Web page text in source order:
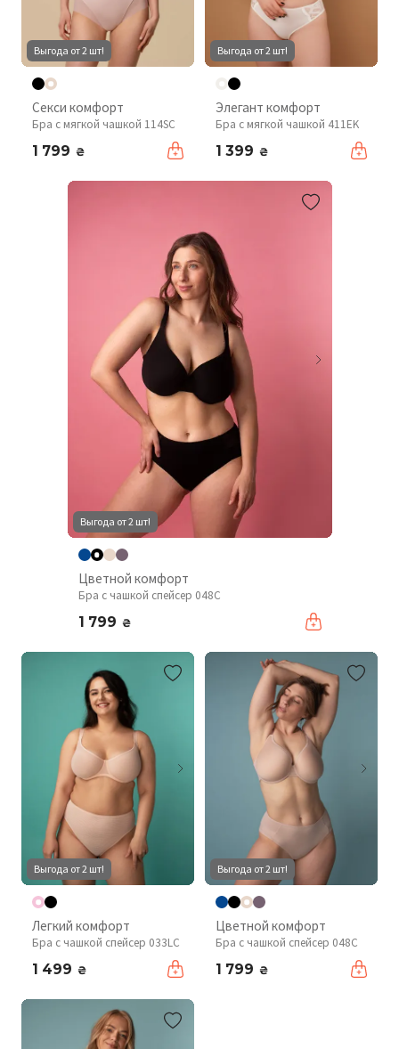
Выгода от 2 шт!
Секси комфорт
Бра с мягкой чашкой 114SC
1 799 ₴
Выгода от 2 шт!
Элегант комфорт
Бра с мягкой чашкой 411EK
1 399 ₴
Выгода от 2 шт!
Цветной комфорт
Бра с чашкой спейсер 048С
1 799 ₴
Выгода от 2 шт!
Легкий комфорт
Бра с чашкой спейсер 033LC
1 499 ₴
Выгода от 2 шт!
Цветной комфорт
Бра с чашкой спейсер 048С
1 799 ₴